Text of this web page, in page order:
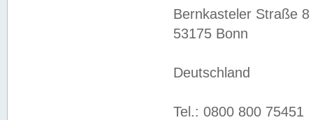
Bernkasteler Straße 8
53175 Bonn
Deutschland
Tel.: 0800 800 75451